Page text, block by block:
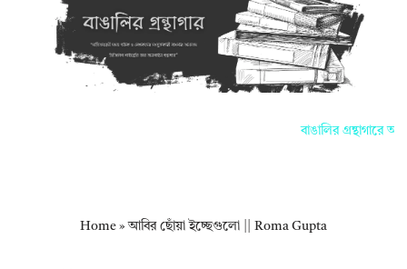
বাঙালির গ্রন্থাগারে
Home »আবির ছোঁয়া ইচ্ছেগুলো || Roma Gupta